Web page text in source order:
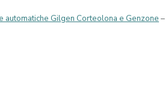
automatiche Gilgen Corteolona e Genzone –